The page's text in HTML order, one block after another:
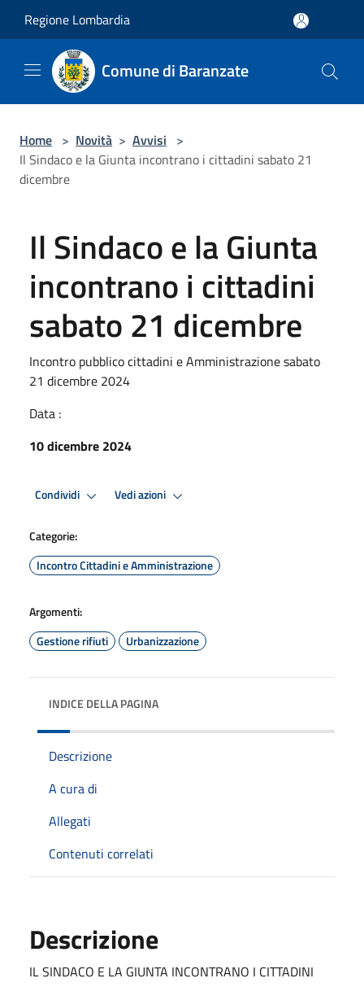
Regione Lombardia
Comune di Baranzate
Home > Novità > Avvisi >
Il Sindaco e la Giunta incontrano i cittadini sabato 21
dicembre
Il Sindaco e la Giunta
incontrano i cittadini
sabato 21 dicembre
Incontro pubblico cittadini e Amministrazione sabato
21 dicembre 2024
Data :
10 dicembre 2024
Condividi Vedi azioni
Categorie:
Incontro Cittadini e Amministrazione
Argomenti:
Gestione rifiuti
Urbanizzazione
INDICE DELLA PAGINA
Descrizione
A cura di
Allegati
Contenuti correlati
Descrizione
IL SINDACO E LA GIUNTA INCONTRANO I CITTADINI